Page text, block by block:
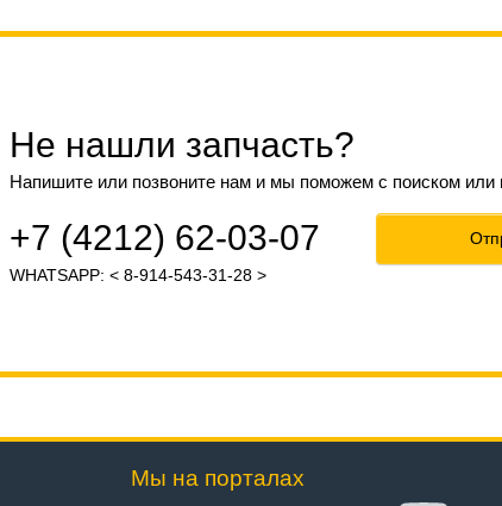
Не нашли запчасть?
Напишите или позвоните нам и мы поможем с поиском или
+7 (4212) 62-03-07
WHATSAPP: < 8-914-543-31-28 >
Мы на порталах